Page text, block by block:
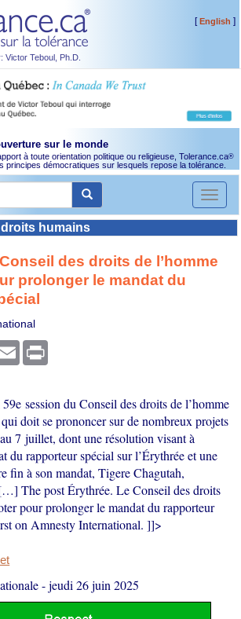
Victor Teboul, Ph.D.
[English ]
sur le monde
à toute orientation politique ou religieuse, Tolerance.ca®
principes démocratiques sur lesquels repose la tolérance.
Toggle
humains
des droits de l’homme
prolonger le mandat du
Email
session du Conseil des droits de l’homme
doit se prononcer sur de nombreux projets
7 juillet, dont une résolution visant à
du rapporteur spécial sur l’Érythrée et une
fin à son mandat, Tigere Chagutah,
The post Érythrée. Le Conseil des droits
pour prolonger le mandat du rapporteur
on Amnesty International. ]]>
-jeudi 26 juin 2025